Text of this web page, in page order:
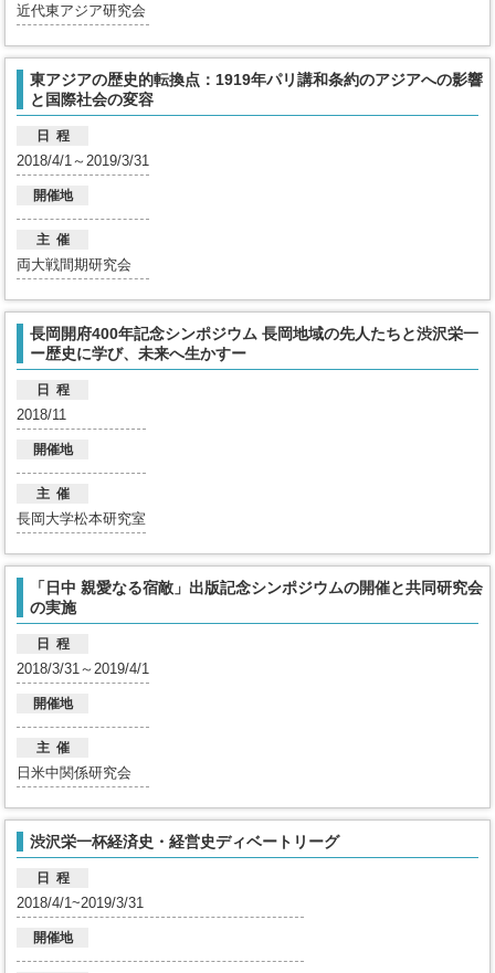
近代東アジア研究会
東アジアの歴史的転換点：1919年パリ講和条約のアジアへの影響
と国際社会の変容
日 程
2018/4/1～2019/3/31
開催地
主 催
両大戦間期研究会
長岡開府400年記念シンポジウム 長岡地域の先人たちと渋沢栄一
ー歴史に学び、未来へ生かすー
日 程
2018/11
開催地
主 催
長岡大学松本研究室
「日中 親愛なる宿敵」出版記念シンポジウムの開催と共同研究会
の実施
日 程
2018/3/31～2019/4/1
開催地
主 催
日米中関係研究会
渋沢栄一杯経済史・経営史ディベートリーグ
日 程
2018/4/1~2019/3/31
開催地